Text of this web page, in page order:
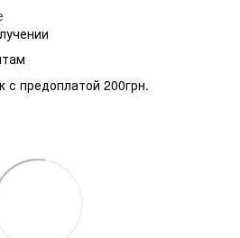
предоплатой 200грн.